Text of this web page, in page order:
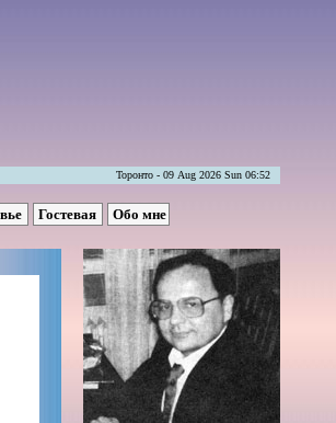
Торонто - 09 Aug 2026 Sun 06:52
Гостевая Обо мне